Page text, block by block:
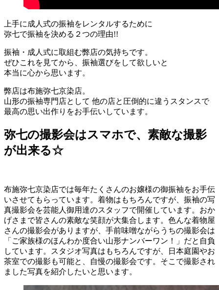
上手に成人式の振袖をレンタルするために
弥七で振袖を決める２つの理由!!
振袖・成人式に取組む弊店の気持ちです。
ぜひこれを見てから、振袖選びをして欲しいと
本当に心から思います。
弊店は布施弥七京染店。
山形の振袖専門店として 他の店と圧倒的に違うスタンスで
最高の思い出作りをお手伝いしています。
弥七の撮影会はスマホで、素敵な撮影
が出来る☆
布施弥七京染店では毎年たくさんのお嬢様の御振袖をお手伝
いさせてもらっています。着物はもちろんですが、振袖の写
真撮影会を芸能人御用達のスタッフで開催しています。おか
げさまで皆さんの素敵な笑顔が大集合します。色んな着物屋
さんの撮影会がありますが、手前味噌ながらうちの撮影会は
「ご家族様のほんわか度合い山形ナンバーワン！」だと自負
しています。スタジオ写真はもちろんですが、日本庭園やお
茶室での撮影も可能と、自慢の撮影会です。そこで撮影され
ました写真を紹介したいと思います。